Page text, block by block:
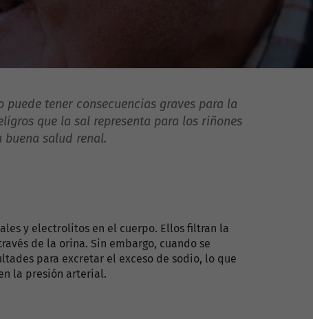
tener consecuencias graves para la
que la sal representa para los riñones
salud renal.
y electrolitos en el cuerpo. Ellos filtran la
de la orina. Sin embargo, cuando se
para excretar el exceso de sodio, lo que
la presión arterial.